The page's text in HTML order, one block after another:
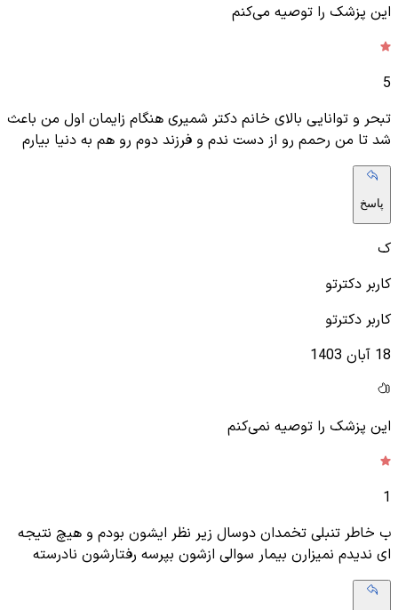
این پزشک را توصیه می‌کنم
5
تبحر و توانایی بالای خانم دکتر شمیری هنگام زایمان اول من باعث
شد تا من رحمم رو از دست ندم و فرزند دوم رو هم به دنیا بیارم
پاسخ
ک
کاربر دکترتو
کاربر دکترتو
18 آبان 1403
این پزشک را توصیه نمی‌کنم
1
ب خاطر تنبلی تخمدان دوسال زیر نظر ایشون بودم و هیچ نتیجه
ای ندیدم نمیزارن بیمار سوالی ازشون بپرسه رفتارشون نادرسته